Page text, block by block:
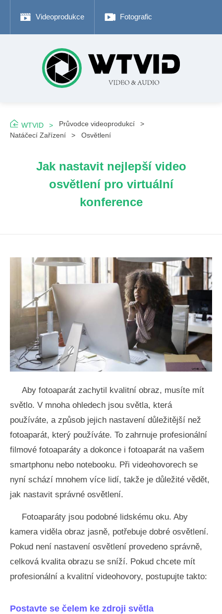
Videoprodukce Fotografické tipy
WTVID
Průvodce videoprodukcí
Natáčecí Zařízení
Osvětlení
Jak nastavit nejlepší video
osvětlení pro virtuální
konference
Aby fotoaparát zachytil kvalitní obraz, musíte mít
světlo. V mnoha ohledech jsou světla, která
používáte, a způsob jejich nastavení důležitější než
fotoaparát, který používáte. To zahrnuje profesionální
filmové fotoaparáty a dokonce i fotoaparát na vašem
smartphonu nebo notebooku. Při videohovorech se
nyní schází mnohem více lidí, takže je důležité vědět,
jak nastavit správné osvětlení.
Fotoaparáty jsou podobné lidskému oku. Aby
kamera viděla obraz jasně, potřebuje dobré osvětlení.
Pokud není nastavení osvětlení provedeno správně,
celková kvalita obrazu se sníží. Pokud chcete mít
profesionální a kvalitní videohovory, postupujte takto:
Postavte se čelem ke zdroji světla